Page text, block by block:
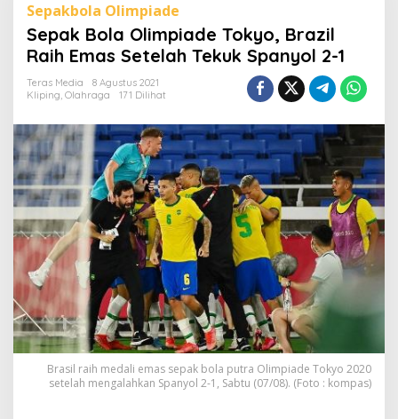
p
a
k
B
o
l
O
l
i
m
p
i
a
d
e
T
o
,
B
r
Sepakbola Olimpiade
Sepak Bola Olimpiade Tokyo, Brazil
Raih Emas Setelah Tekuk Spanyol 2-1
Teras Media
8 Agustus 2021
Kliping, Olahraga 171 Dilihat
Brasil raih medali emas sepak bola putra Olimpiade Tokyo 2020
setelah mengalahkan Spanyol 2-1, Sabtu (07/08). (Foto : kompas)